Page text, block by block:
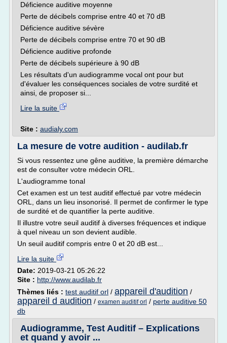
Déficience auditive moyenne
Perte de décibels comprise entre 40 et 70 dB
Déficience auditive sévère
Perte de décibels comprise entre 70 et 90 dB
Déficience auditive profonde
Perte de décibels supérieure à 90 dB
Les résultats d'un audiogramme vocal ont pour but
d'évaluer les conséquences sociales de votre surdité et
ainsi, de proposer si...
Lire la suite
Site : audialy.com
La mesure de votre audition - audilab.fr
Si vous ressentez une gêne auditive, la première démarche
est de consulter votre médecin ORL.
L'audiogramme tonal
Cet examen est un test auditif effectué par votre médecin
ORL, dans un lieu insonorisé. Il permet de confirmer le type
de surdité et de quantifier la perte auditive.
Il illustre votre seuil auditif à diverses fréquences et indique
à quel niveau un son devient audible.
Un seuil auditif compris entre 0 et 20 dB est...
Lire la suite
Date: 2019-03-21 05:26:22
Site : http://www.audilab.fr
Thèmes liés : test auditif orl / appareil d'audition /
appareil d audition / examen auditif orl / perte auditive 50
db
Audiogramme, Test Auditif – Explications
et quand y avoir ...